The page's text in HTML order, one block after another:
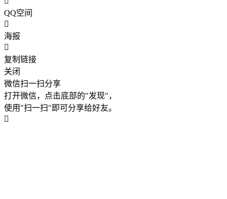
QQ空间
海报
复制链接
关闭
微信扫一扫分享
打开微信，点击底部的"发现"，
使用"扫一扫"即可分享给好友。